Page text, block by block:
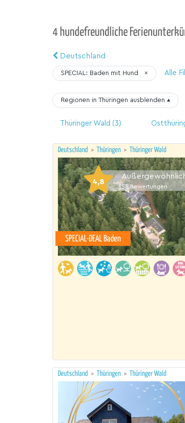
4 hundefreundliche
Deutschland
SPECIAL: Baden mit Hund × Alle
Regionen in Thüringen ausblenden ▴
Thüringer Wald (3)
Deutschland > Thüringen > Thüringer Wald
4,8
55 Bewertungen
SPECIAL-DEAL Baden
Deutschland > Thüringen > Thüringer Wald